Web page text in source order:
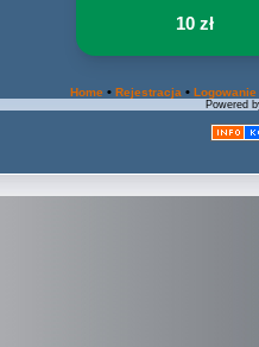
10 zł
Home • Rejestracja • Logowanie
Powered